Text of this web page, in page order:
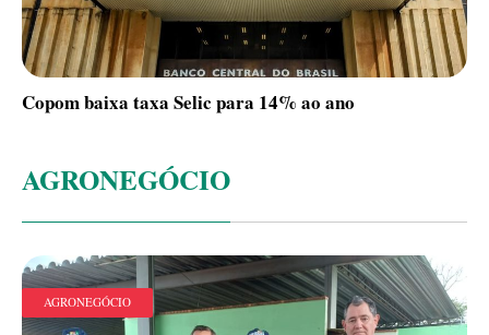
Copom baixa taxa Selic para 14% ao ano
AGRONEGÓCIO
AGRONEGÓCIO